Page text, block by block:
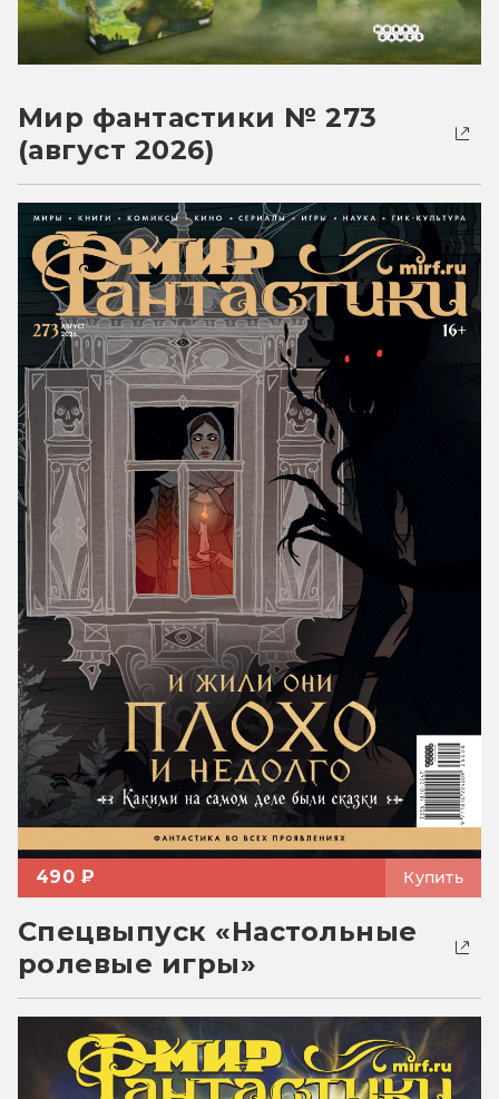
Мир фантастики № 273
(август 2026)
490 ₽ Купить
Спецвыпуск «Настольные
ролевые игры»